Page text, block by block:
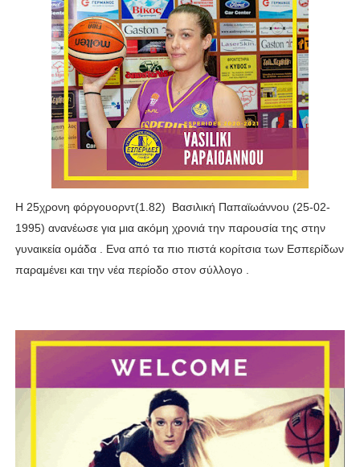
H 25χρονη φόργουορντ(1.82) Βασιλική Παπαϊωάννου (25-02-
1995) ανανέωσε για μια ακόμη χρονιά την παρουσία της στην
γυναικεία ομάδα . Ενα από τα πιο πιστά κορίτσια των Εσπερίδων
παραμένει και την νέα περίοδο στον σύλλογο .